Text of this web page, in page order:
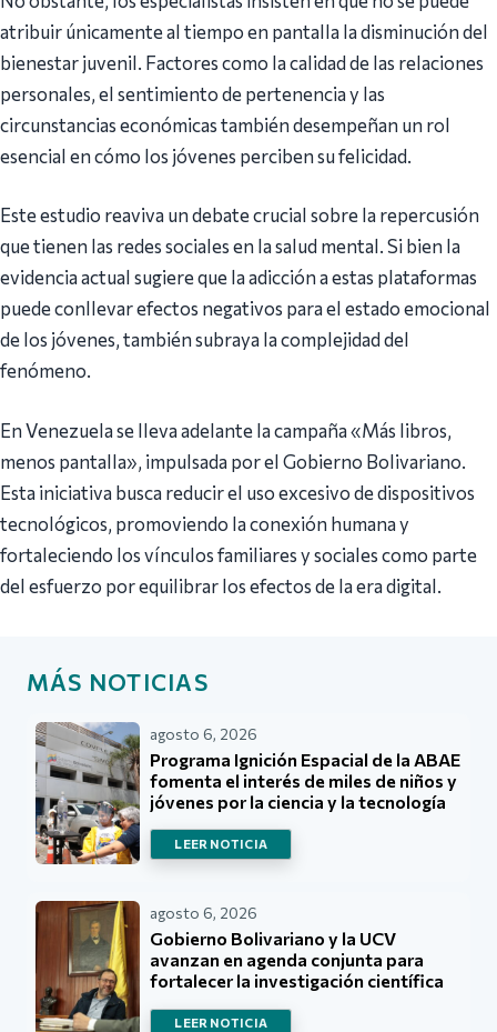
atribuir únicamente al tiempo en pantalla la disminución del
bienestar juvenil. Factores como la calidad de las relaciones
personales, el sentimiento de pertenencia y las
circunstancias económicas también desempeñan un rol
esencial en cómo los jóvenes perciben su felicidad.
Este estudio reaviva un debate crucial sobre la repercusión
que tienen las redes sociales en la salud mental. Si bien la
evidencia actual sugiere que la adicción a estas plataformas
puede conllevar efectos negativos para el estado emocional
de los jóvenes, también subraya la complejidad del
fenómeno.
En Venezuela se lleva adelante la campaña «Más libros,
menos pantalla», impulsada por el Gobierno Bolivariano.
Esta iniciativa busca reducir el uso excesivo de dispositivos
tecnológicos, promoviendo la conexión humana y
fortaleciendo los vínculos familiares y sociales como parte
del esfuerzo por equilibrar los efectos de la era digital.
MÁS NOTICIAS
agosto 6, 2026
Programa Ignición Espacial de la ABAE
fomenta el interés de miles de niños y
jóvenes por la ciencia y la tecnología
LEER NOTICIA
agosto 6, 2026
Gobierno Bolivariano y la UCV
avanzan en agenda conjunta para
fortalecer la investigación científica
LEER NOTICIA